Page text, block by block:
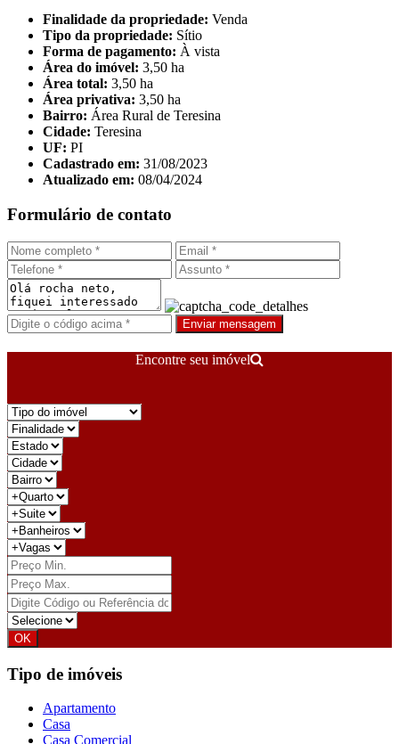
Finalidade da propriedade: Venda
Tipo da propriedade: Sítio
Forma de pagamento: À vista
Área do imóvel: 3,50 ha
Área total: 3,50 ha
Área privativa: 3,50 ha
Bairro: Área Rural de Teresina
Cidade: Teresina
UF: PI
Cadastrado em: 31/08/2023
Atualizado em: 08/04/2024
Formulário de contato
Enviar mensagem
Encontre seu imóvel
Tipo de imóveis
Apartamento
Casa
Casa Comercial